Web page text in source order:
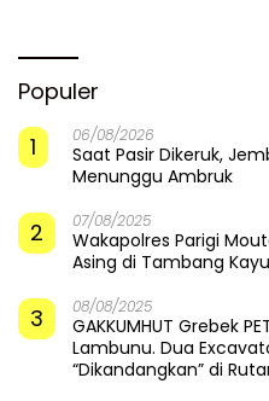
Populer
1
06/08/2026
Saat Pasir Dikeruk,
Menunggu Ambruk
2 07/08/2025
Wakapolres Parigi
Asing di Tambang
3 08/08/2025
GAKKUMHUT Grebek
Lambunu. Dua
“Dikandangkan” di